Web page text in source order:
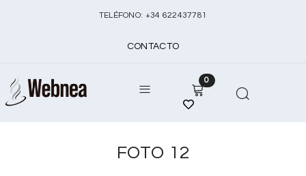
TELÉFONO: +34 622437781
CONTACTO
0
FOTO 12